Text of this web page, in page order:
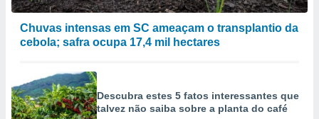
Chuvas intensas em SC ameaçam o transplantio da
cebola; safra ocupa 17,4 mil hectares
Descubra estes 5 fatos interessantes que
talvez não saiba sobre a planta do café